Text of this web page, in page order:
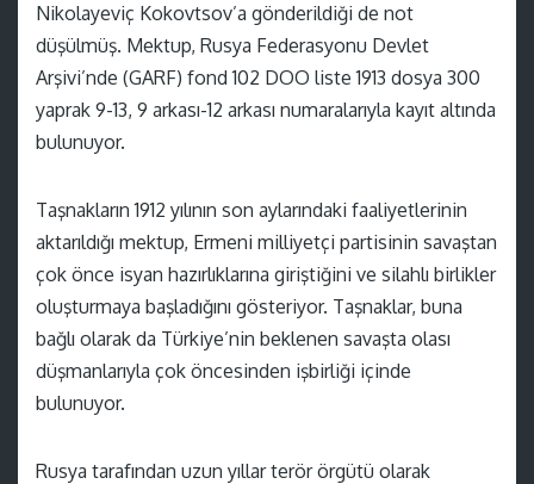
Nikolayeviç Kokovtsov’a gönderildiği de not
düşülmüş. Mektup, Rusya Federasyonu Devlet
Arşivi’nde (GARF) fond 102 DOO liste 1913 dosya 300
yaprak 9-13, 9 arkası-12 arkası numaralarıyla kayıt altında
bulunuyor.
Taşnakların 1912 yılının son aylarındaki faaliyetlerinin
aktarıldığı mektup, Ermeni milliyetçi partisinin savaştan
çok önce isyan hazırlıklarına giriştiğini ve silahlı birlikler
oluşturmaya başladığını gösteriyor. Taşnaklar, buna
bağlı olarak da Türkiye’nin beklenen savaşta olası
düşmanlarıyla çok öncesinden işbirliği içinde
bulunuyor.
Rusya tarafından uzun yıllar terör örgütü olarak